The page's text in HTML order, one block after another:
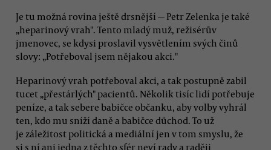
Je tu možná rovina ještě drsnější — Petr Zelenka je také
„heparinový vrah". Tento mladý muž, režisérův
jmenovec, se kdysi proslavil vysvětlením svých činů
slovy: „Potřeboval jsem nějakou akci."
Heparinový vrah potřeboval akci, a tak postupně zabil
tucet „přestárlých" pacientů. Několik tisíc lidí potřebuje
peníze, a tak sebere babičce občanku, aby volby vyhrál
ten, kdo mu sníží daně a babičce důchod. To už
je záležitost politická a mediální jen v tom smyslu, že
si s ní ani jedna z těchto sfér neví rady a raději